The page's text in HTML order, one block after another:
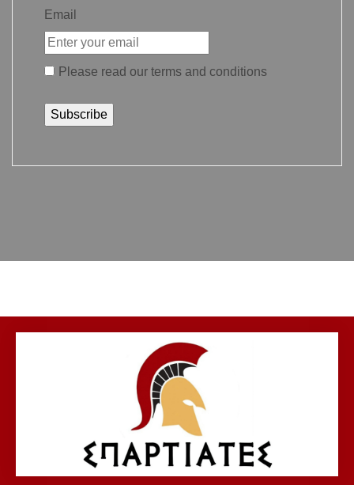
Email
Please read our terms and conditions